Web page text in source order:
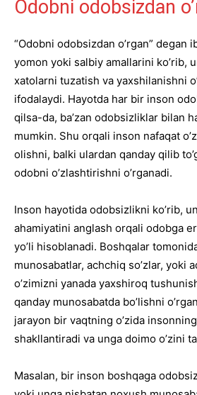
Odobni odobsizdan
“Odobni odobsizdan o’rgan” degan
yomon yoki salbiy amallarini ko’rib,
xatolarni tuzatish va yaxshilanishni
ifodalaydi. Hayotda har bir inson
qilsa-da, ba’zan odobsizliklar bilan
mumkin. Shu orqali inson nafaqat
olishni, balki ulardan qanday qilib
odobni o’zlashtirishni o’rganadi.
Inson hayotida odobsizlikni ko’rib,
ahamiyatini anglash orqali odobga
yo’li hisoblanadi. Boshqalar
munosabatlar, achchiq so’zlar, yoki
o’zimizni yanada yaxshiroq
qanday munosabatda bo’lishni
jarayon bir vaqtning o’zida
shakllantiradi va unga doimo o’zini
Masalan, bir inson boshqaga